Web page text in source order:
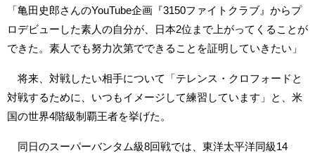
「亀田史郎さんのYouTube企画『3150ファイトクラブ』からプ
ロデビューした素人の自分が、日本2位まで上がってくることが
できた。素人でも努力次第でできることを証明していきたい」
将来、対戦したい相手について「テレンス・クロフォードと
対戦するために、いつもイメージして練習しています」と、米
国の世界4階級制覇王者を挙げた。
同日のスーパーバンタム級8回戦では、東洋太平洋同級14